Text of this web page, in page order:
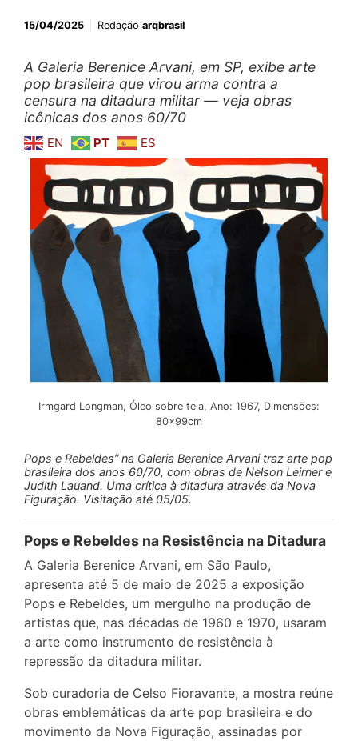
15/04/2025 Redação arqbrasil
A Galeria Berenice Arvani, em SP, exibe arte
pop brasileira que virou arma contra a
censura na ditadura militar — veja obras
icônicas dos anos 60/70
EN PT ES
Irmgard Longman, Óleo sobre tela, Ano: 1967, Dimensões:
80x99cm
Pops e Rebeldes” na Galeria Berenice Arvani traz arte pop
brasileira dos anos 60/70, com obras de Nelson Leirner e
Judith Lauand. Uma crítica à ditadura através da Nova
Figuração. Visitação até 05/05.
Pops e Rebeldes na Resistência na Ditadura
A Galeria Berenice Arvani, em São Paulo,
apresenta até 5 de maio de 2025 a exposição
Pops e Rebeldes, um mergulho na produção de
artistas que, nas décadas de 1960 e 1970, usaram
a arte como instrumento de resistência à
repressão da ditadura militar.
Sob curadoria de Celso Fioravante, a mostra reúne
obras emblemáticas da arte pop brasileira e do
movimento da Nova Figuração, assinadas por